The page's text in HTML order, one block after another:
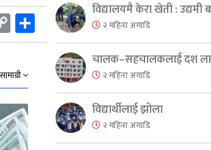
Copy
Link
Share
विद्यालयमै केरा खेती : उद्यमी
२ महिना अगाडि
चालक–सहचालकलाई दश
२ महिना अगाडि
विद्यार्थीलाई झोला
२ महिना अगाडि